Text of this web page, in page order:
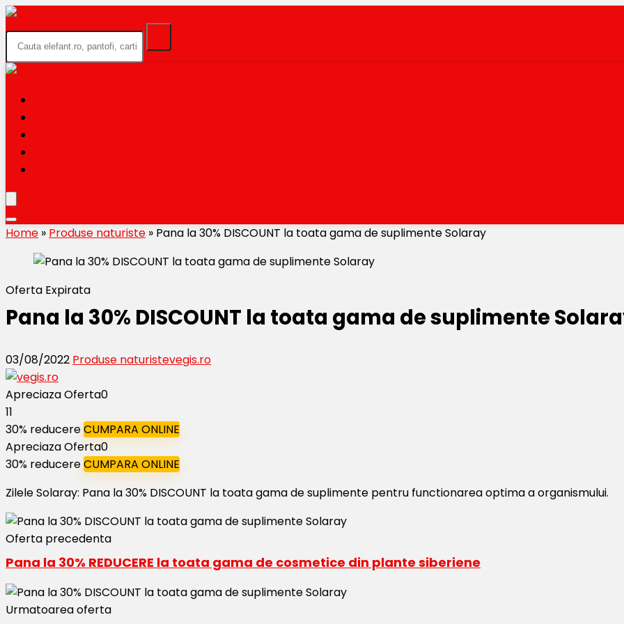
Home » Produse naturiste » Pana la 30% DISCOUNT la toata gama de suplimente Solaray
Oferta Expirata
Pana la 30% DISCOUNT la toata gama de suplimente
03/08/2022 Produse naturistevegis.ro
Apreciaza Oferta0
11
30% reducereCUMPARA ONLINE
Apreciaza Oferta0
30% reducereCUMPARA ONLINE
Zilele Solaray: Pana la 30% DISCOUNT la toata gama de suplimente pentru functionarea optima a organismului.
Oferta precedenta
Pana la 30% REDUCERE la toata gama de cosmetice din plante siberiene
Urmatoarea oferta